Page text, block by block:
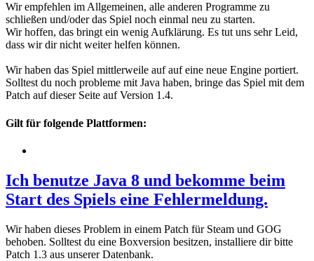
Wir empfehlen im Allgemeinen, alle anderen Programme zu
schließen und/oder das Spiel noch einmal neu zu starten.
Wir hoffen, das bringt ein wenig Aufklärung. Es tut uns sehr Leid,
dass wir dir nicht weiter helfen können.
Wir haben das Spiel mittlerweile auf auf eine neue Engine portiert.
Solltest du noch probleme mit Java haben, bringe das Spiel mit dem
Patch auf dieser Seite auf Version 1.4.
Gilt für folgende Plattformen:
Ich benutze Java 8 und bekomme beim
Start des Spiels eine Fehlermeldung.
Wir haben dieses Problem in einem Patch für Steam und GOG
behoben. Solltest du eine Boxversion besitzen, installiere dir bitte
Patch 1.3 aus unserer Datenbank.